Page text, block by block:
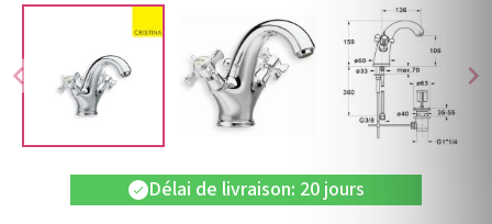
chevron_left chevron_right
check Délai de livraison: 20 jours